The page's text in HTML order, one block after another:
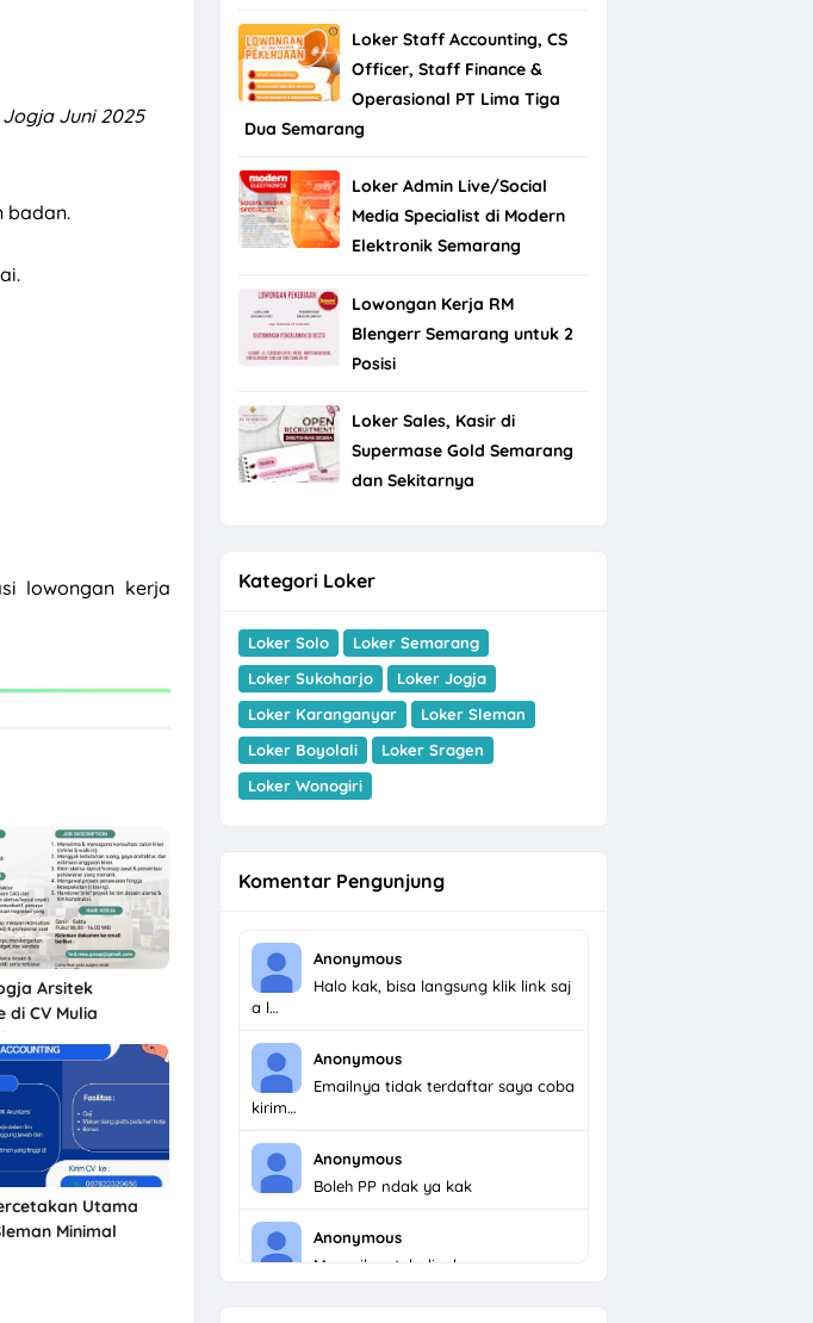
Juni 2025
badan.
lowongan kerja
Arsitek
di CV Mulia
Utama
Minimal
Loker Staff Accounting, CS
Officer, Staff Finance &
Operasional PT Lima Tiga
Dua Semarang
Loker Admin Live/Social
Media Specialist di Modern
Elektronik Semarang
Lowongan Kerja RM
Blengerr Semarang untuk 2
Posisi
Loker Sales, Kasir di
Supermase Gold Semarang
dan Sekitarnya
Kategori Loker
Loker Solo
Loker Semarang
Loker Sukoharjo
Loker Jogja
Loker Karanganyar
Loker Sleman
Loker Boyolali
Loker Sragen
Loker Wonogiri
Komentar Pengunjung
Anonymous
Halo kak, bisa langsung klik link saj
a l…
Anonymous
Emailnya tidak terdaftar saya coba
kirim…
Anonymous
Boleh PP ndak ya kak
Anonymous
Menarik untuk dicoba